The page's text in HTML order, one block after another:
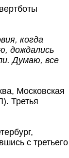
когда
дождались
Думаю, все
Московская
Третья
с третьего